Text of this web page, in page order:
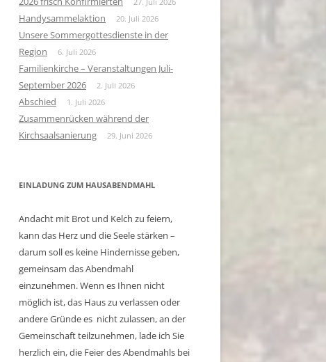
Handysammelaktion 20. Juli 2026
Unsere Sommergottesdienste in der
Region
6. Juli 2026
Familienkirche – Veranstaltungen Juli-
September 2026
2. Juli 2026
Abschied 1. Juli 2026
Zusammenrücken während der
Kirchsaalsanierung
29. Juni 2026
EINLADUNG ZUM HAUSABENDMAHL
Andacht mit Brot und Kelch zu feiern,
kann das Herz und die Seele stärken –
darum soll es keine Hindernisse geben,
gemeinsam das Abendmahl
einzunehmen. Wenn es Ihnen nicht
möglich ist, das Haus zu verlassen oder
andere Gründe es nicht zulassen, an der
Gemeinschaft teilzunehmen, lade ich Sie
herzlich ein, die Feier des Abendmahls bei